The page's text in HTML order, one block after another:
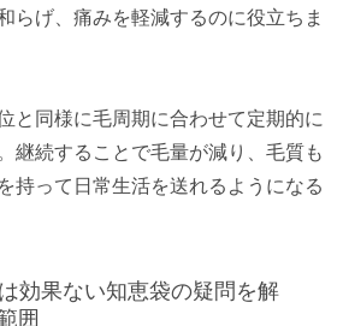
らげ、痛みを軽減するのに役立ちま
と同様に毛周期に合わせて定期的に
継続することで毛量が減り、毛質も
持って日常生活を送れるようになる
効果ない知恵袋の疑問を解
囲